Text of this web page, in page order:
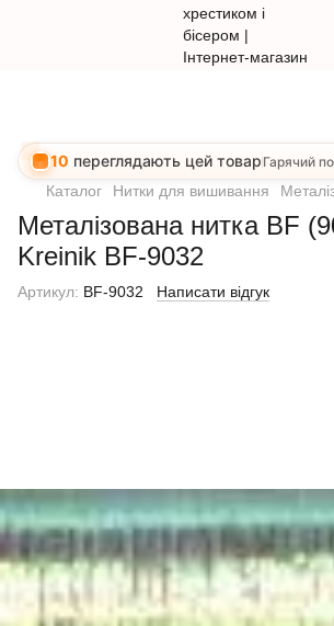
10 переглядають цей товар Гарячий
Каталог Нитки для вишивання
Металізована нитка BF
Kreinik BF-9032
Артикул: BF-9032 Написати відгук